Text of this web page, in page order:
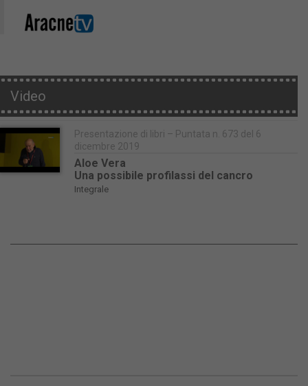
Video
Presentazione di libri – Puntata n. 673 del 6
dicembre 2019
Aloe Vera
Una possibile profilassi del cancro
Integrale